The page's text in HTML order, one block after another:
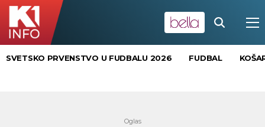
SVETSKO PRVENSTVO U FUDBALU 2026 FUDBAL